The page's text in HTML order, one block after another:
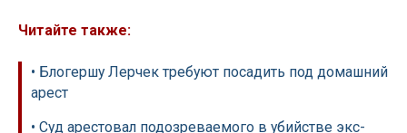
Читайте также:
• Блогершу Лерчек требуют посадить под домашний
арест
• Суд арестовал подозреваемого в убийстве экс-